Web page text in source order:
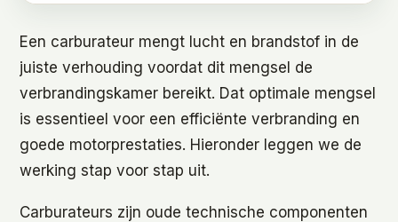
Een carburateur mengt lucht en brandstof in de
juiste verhouding voordat dit mengsel de
verbrandingskamer bereikt. Dat optimale mengsel
is essentieel voor een efficiënte verbranding en
goede motorprestaties. Hieronder leggen we de
werking stap voor stap uit.
Carburateurs zijn oude technische componenten